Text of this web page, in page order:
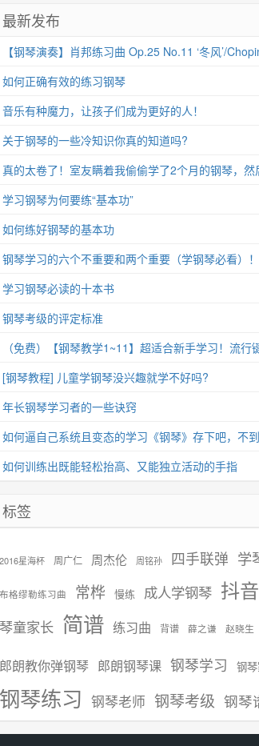
最新发布
【钢琴演奏】肖邦练习曲 Op.25 No.11 ‘冬风’/
如何正确有效的练习钢琴
音乐有种魔力，让孩子们成为更好的人！
关于钢琴的一些冷知识你真的知道吗?
真的太卷了！室友瞒着我偷偷学了2个月的钢琴，
学习钢琴为何要练“基本功”
如何练好钢琴的基本功
钢琴学习的六个不重要和两个重要（学钢琴必看）！
学习钢琴必读的十本书
钢琴考级的评定标准
（免费）【钢琴教学1~11】超适合新手学习！流
[钢琴教程] 儿童学钢琴没兴趣就学不好吗?
年长钢琴学习者的一些诀窍
如何逼自己系统且变态的学习《钢琴》存下吧，不到
如何训练出既能轻松抬高、又能独立活动的手指
标签
2016星海杯 周广仁 周杰伦 周铭孙 四手联弹 学
布格缪勒练习曲 常桦 慢练 成人学钢琴 抖
琴童家长 简谱 练习曲 背谱 薛之谦 赵晓生
郎朗教你弹钢琴 郎朗钢琴课 钢琴学习 钢
钢琴练习 钢琴老师 钢琴考级 钢琴